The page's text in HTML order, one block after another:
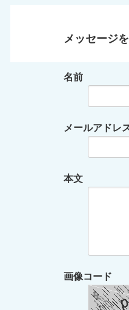
メッセージ
名前
メールアドレ
本文
画像コード